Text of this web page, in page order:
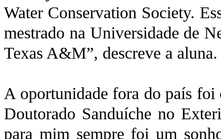
Water Conservation Society.
mestrado na Universidade de
Texas A&M”, descreve a aluna.
A oportunidade fora do país foi
Doutorado Sanduíche no
para mim sempre foi um